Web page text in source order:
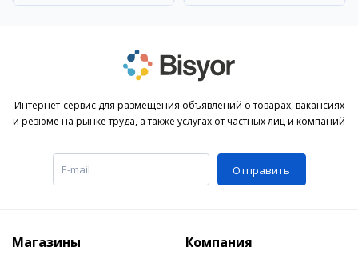
Интернет-сервис для размещения объявлений о товарах, вакансиях
и резюме на рынке труда, а также услугах от частных лиц и компаний
Отправить
Магазины Компания